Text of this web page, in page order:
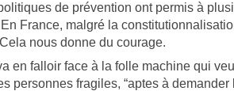
de prévention ont permis à
France, malgré la
nous donne du courage.
en falloir face à la folle machine qui
personnes fragiles, “aptes à